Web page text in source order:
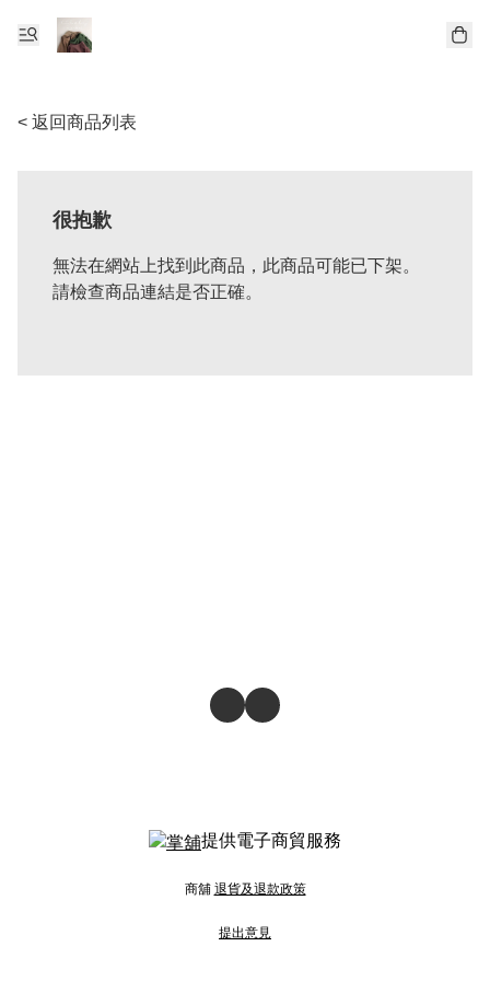
< 返回商品列表
很抱歉
無法在網站上找到此商品，此商品可能已下架。
請檢查商品連結是否正確。
提供電子商貿服務
商舖 退貨及退款政策
提出意見